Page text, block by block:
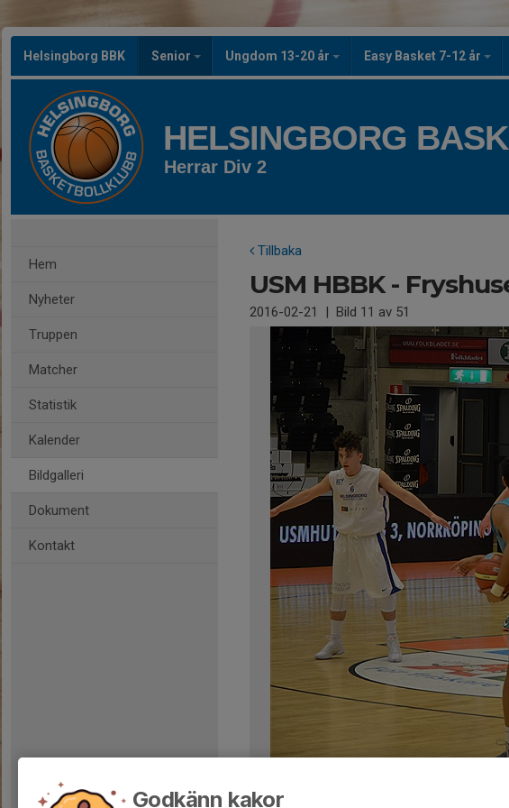
Helsingborg BBK Senior Ungdom 13-20 år Easy Basket 7-12 år
HELSINGBORG
Herrar Div 2
Hem
Nyheter
Truppen
Matcher
Statistik
Kalender
Bildgalleri
Dokument
Kontakt
Tillbaka
USM HBBK -
2016-02-21 | Bild 11 av 51
Kommentarer
Godkänn kakor